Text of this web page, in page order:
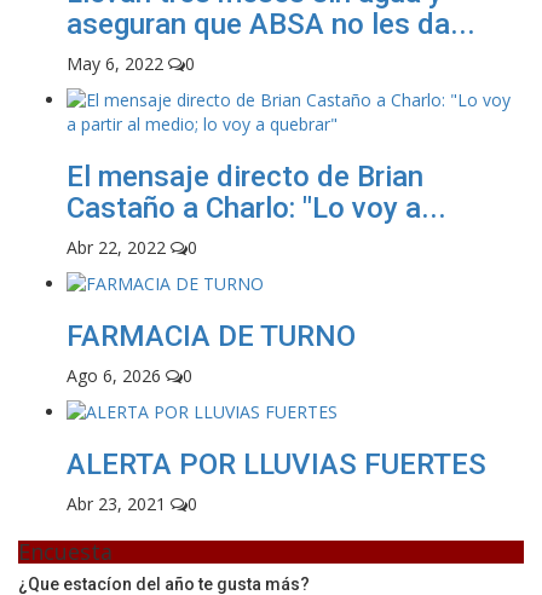
aseguran que ABSA no les da...
May 6, 2022 0
El mensaje directo de Brian
Castaño a Charlo: "Lo voy a...
Abr 22, 2022 0
FARMACIA DE TURNO
Ago 6, 2026 0
ALERTA POR LLUVIAS FUERTES
Abr 23, 2021 0
Encuesta
¿Que estacíon del año te gusta más?